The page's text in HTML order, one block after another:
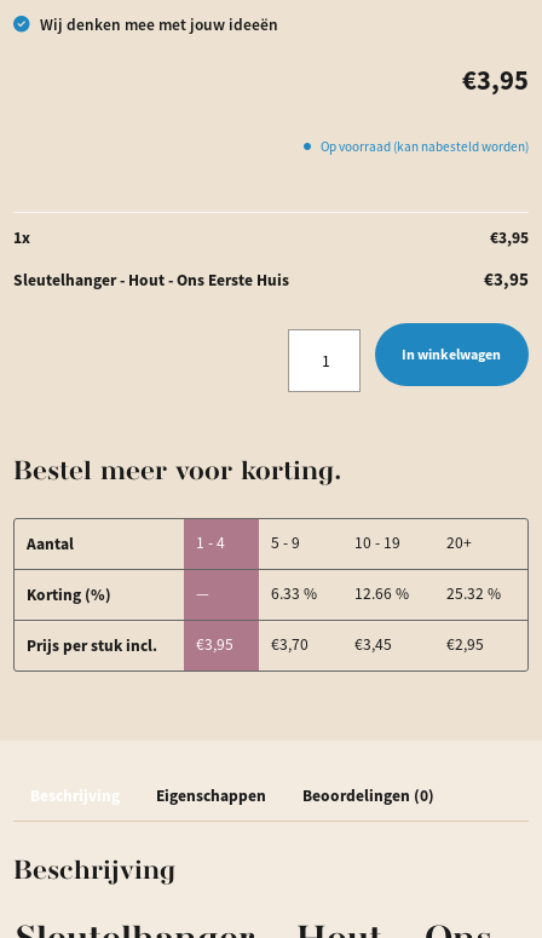
€3,95
Op voorraad (kan nabesteld worden)
1x €3,95
Sleutelhanger - Hout - Ons Eerste Huis
€3,95
Sleutelhanger
aantal
In winkelwagen
Bestel meer voor korting.
Aantal
Korting (%)
Prijs per stuk incl.
1 - 4
—
€3,95
5 - 9
6.33 %
€3,70
10 - 19
12.66 %
€3,45
20+
25.32 %
€2,95
Wij denken mee met jouw ideeën
Beschrijving Eigenschappen Beoordelingen (0)
Beschrijving